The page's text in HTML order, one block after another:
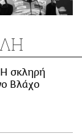
σκληρή
Βλάχο